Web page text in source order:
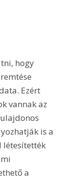
hogy
Ezért
vannak az
is a
létesítették
a